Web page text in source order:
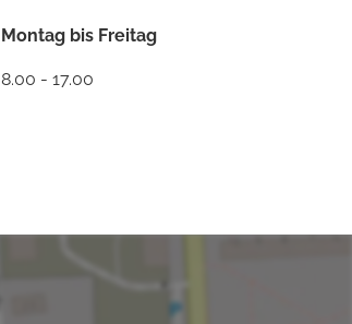
Montag bis Freitag
8.00 - 17.00